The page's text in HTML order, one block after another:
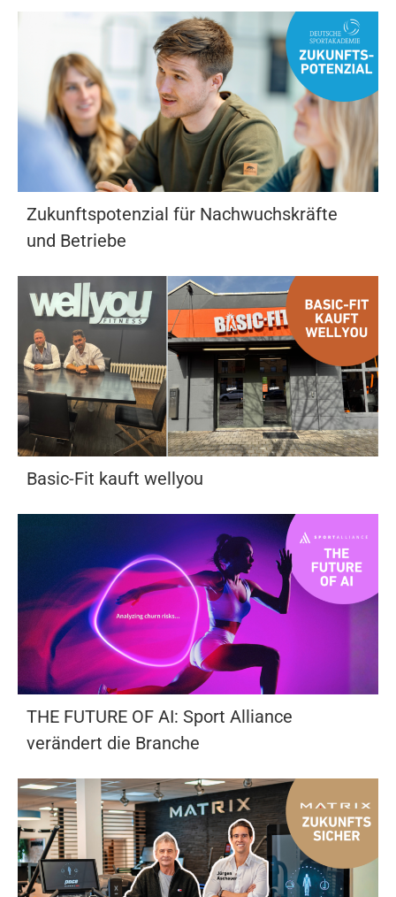
Zukunftspotenzial für Nachwuchskräfte
und Betriebe
Basic-Fit kauft wellyou
THE FUTURE OF AI: Sport Alliance
verändert die Branche